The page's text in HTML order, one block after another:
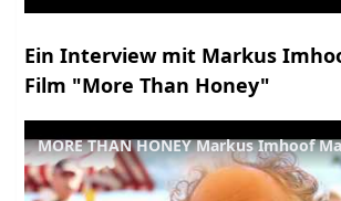
Ein Interview mit Markus
Film "More Than Honey"
MORE THAN HONEY Markus Imhoof